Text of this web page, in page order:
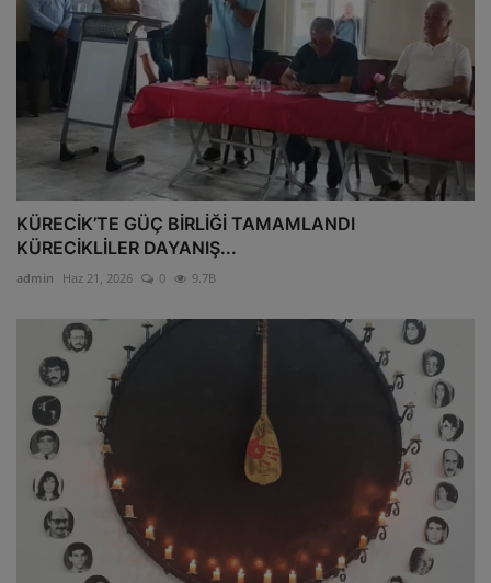
KÜRECİK’TE GÜÇ BİRLİĞİ TAMAMLANDI
KÜRECİKLİLER DAYANIŞ...
admin Haz 21, 2026 0 9.7B